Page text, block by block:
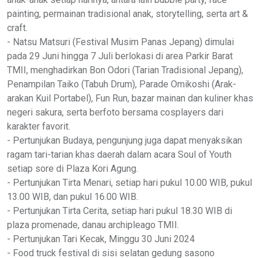
painting, permainan tradisional anak, storytelling, serta art &
craft.
- Natsu Matsuri (Festival Musim Panas Jepang) dimulai
pada 29 Juni hingga 7 Juli berlokasi di area Parkir Barat
TMII, menghadirkan Bon Odori (Tarian Tradisional Jepang),
Penampilan Taiko (Tabuh Drum), Parade Omikoshi (Arak-
arakan Kuil Portabel), Fun Run, bazar mainan dan kuliner khas
negeri sakura, serta berfoto bersama cosplayers dari
karakter favorit.
- Pertunjukan Budaya, pengunjung juga dapat menyaksikan
ragam tari-tarian khas daerah dalam acara Soul of Youth
setiap sore di Plaza Kori Agung.
- Pertunjukan Tirta Menari, setiap hari pukul 10.00 WIB, pukul
13.00 WIB, dan pukul 16.00 WIB.
- Pertunjukan Tirta Cerita, setiap hari pukul 18.30 WIB di
plaza promenade, danau archipleago TMII.
- Pertunjukan Tari Kecak, Minggu 30 Juni 2024
- Food truck festival di sisi selatan gedung sasono